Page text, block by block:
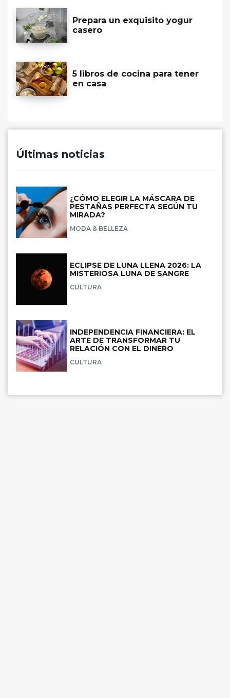
Prepara un exquisito yogur
casero
5 libros de cocina para tener
en casa
Últimas noticias
¿CÓMO ELEGIR LA MÁSCARA DE
PESTAÑAS PERFECTA SEGÚN TU
MIRADA?
MODA & BELLEZA
ECLIPSE DE LUNA LLENA 2026: LA
MISTERIOSA LUNA DE SANGRE
CULTURA
INDEPENDENCIA FINANCIERA: EL
ARTE DE TRANSFORMAR TU
RELACIÓN CON EL DINERO
CULTURA